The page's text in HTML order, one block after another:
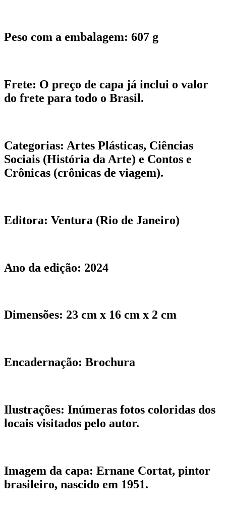
Peso com a embalagem: 607 g
Frete: O preço de capa já inclui o valor
do frete para todo o Brasil.
Categorias: Artes Plásticas, Ciências
Sociais (História da Arte) e Contos e
Crônicas (crônicas de viagem).
Editora: Ventura (Rio de Janeiro)
Ano da edição: 2024
Dimensões: 23 cm x 16 cm x 2 cm
Encadernação: Brochura
Ilustrações: Inúmeras fotos coloridas dos
locais visitados pelo autor.
Imagem da capa: Ernane Cortat, pintor
brasileiro, nascido em 1951.